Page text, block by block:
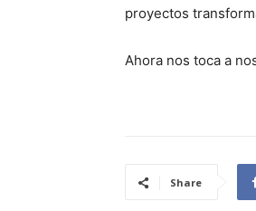
proyectos
Ahora nos toca a
Share